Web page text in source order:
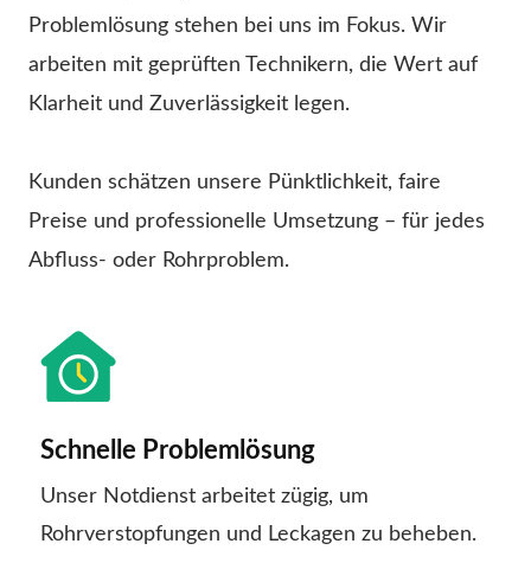
Problemlösung stehen bei uns im Fokus. Wir
arbeiten mit geprüften Technikern, die Wert auf
Klarheit und Zuverlässigkeit legen.
Kunden schätzen unsere Pünktlichkeit, faire
Preise und professionelle Umsetzung – für jedes
Abfluss- oder Rohrproblem.
Schnelle Problemlösung
Unser Notdienst arbeitet zügig, um
Rohrverstopfungen und Leckagen zu beheben.